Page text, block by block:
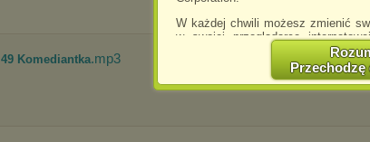
W każdej chwili możesz zmienić
w swojej przeglądarce
http://
Jednocześnie informujemy że
spowodować ograniczenie
W przypadku braku twojej
Przechodzę
49 Komediantka.mp3